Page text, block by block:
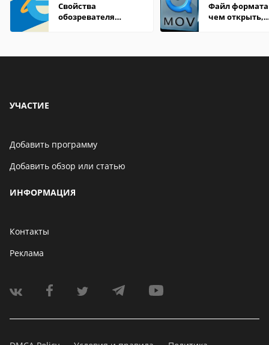
Свойства
обозревателя
Файл формата
чем открыть,
УЧАСТИЕ
Добавить программу
Добавить обзор или статью
ИНФОРМАЦИЯ
Контакты
Реклама